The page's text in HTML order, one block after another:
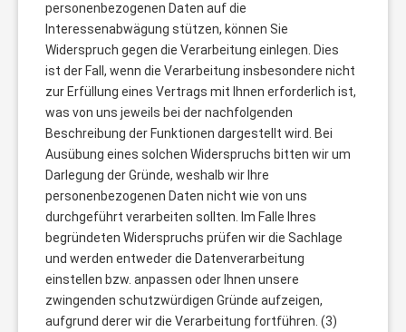
personenbezogenen Daten auf die
Interessenabwägung stützen, können Sie
Widerspruch gegen die Verarbeitung einlegen. Dies
ist der Fall, wenn die Verarbeitung insbesondere nicht
zur Erfüllung eines Vertrags mit Ihnen erforderlich ist,
was von uns jeweils bei der nachfolgenden
Beschreibung der Funktionen dargestellt wird. Bei
Ausübung eines solchen Widerspruchs bitten wir um
Darlegung der Gründe, weshalb wir Ihre
personenbezogenen Daten nicht wie von uns
durchgeführt verarbeiten sollten. Im Falle Ihres
begründeten Widerspruchs prüfen wir die Sachlage
und werden entweder die Datenverarbeitung
einstellen bzw. anpassen oder Ihnen unsere
zwingenden schutzwürdigen Gründe aufzeigen,
aufgrund derer wir die Verarbeitung fortführen. (3)